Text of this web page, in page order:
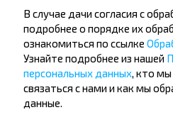
путешествовать
дешевле?
Не пропусти специальные
другие интересные
Подпишись на получение
путешествуй с нами
В случае дачи согласия с
подробнее о порядке их
ознакомиться по ссылке
Узнайте подробнее из нашей
персональных данных, кто
связаться с нами и как мы
данные.